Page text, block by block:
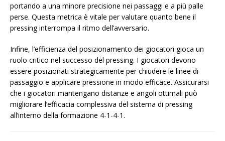
portando a una minore precisione nei passaggi e a più palle
perse. Questa metrica è vitale per valutare quanto bene il
pressing interrompa il ritmo dell’avversario.
Infine, l’efficienza del posizionamento dei giocatori gioca un
ruolo critico nel successo del pressing. I giocatori devono
essere posizionati strategicamente per chiudere le linee di
passaggio e applicare pressione in modo efficace. Assicurarsi
che i giocatori mantengano distanze e angoli ottimali può
migliorare l’efficacia complessiva del sistema di pressing
all’interno della formazione 4-1-4-1.